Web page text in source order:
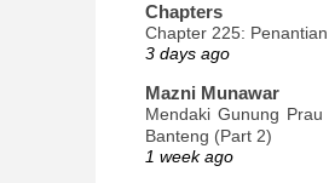
Chapters
Chapter 225: Penantian
3 days ago
Mazni Munawar
Mendaki Gunung Prau
Banteng (Part 2)
1 week ago